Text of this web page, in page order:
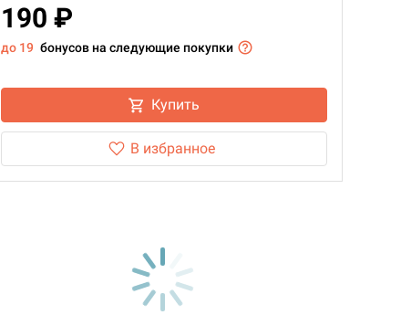
190 ₽
до 19 бонусов на следующие покупки
Купить
В избранное